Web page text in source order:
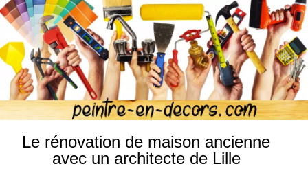
Le rénovation de maison ancienne
avec un architecte de Lille